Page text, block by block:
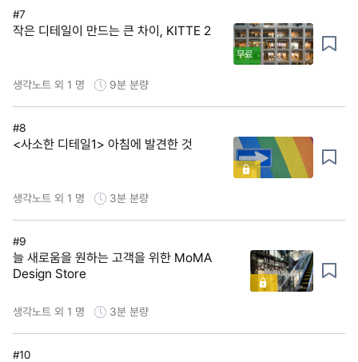
#7
작은 디테일이 만드는 큰 차이, KITTE 2
무료
생각노트 외 1 명 9분 분량
#8
<사소한 디테일1> 아침에 발견한 것
생각노트 외 1 명 3분 분량
#9
늘 새로움을 원하는 고객을 위한 MoMA
Design Store
생각노트 외 1 명 3분 분량
#10